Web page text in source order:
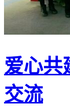
爱心共
交流